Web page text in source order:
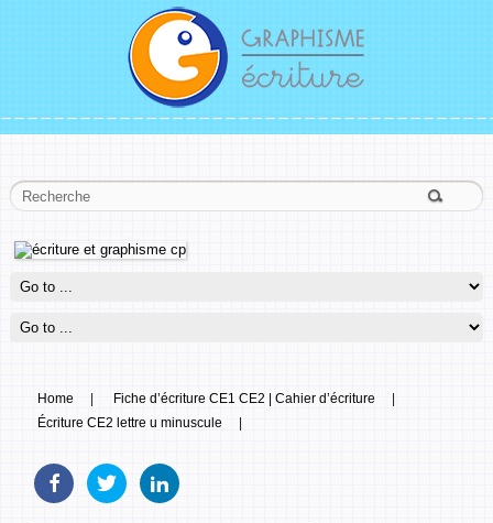
Home | Fiche d’écriture CE1 CE2 | Cahier d’écriture
|
Écriture CE2 lettre u minuscule
|